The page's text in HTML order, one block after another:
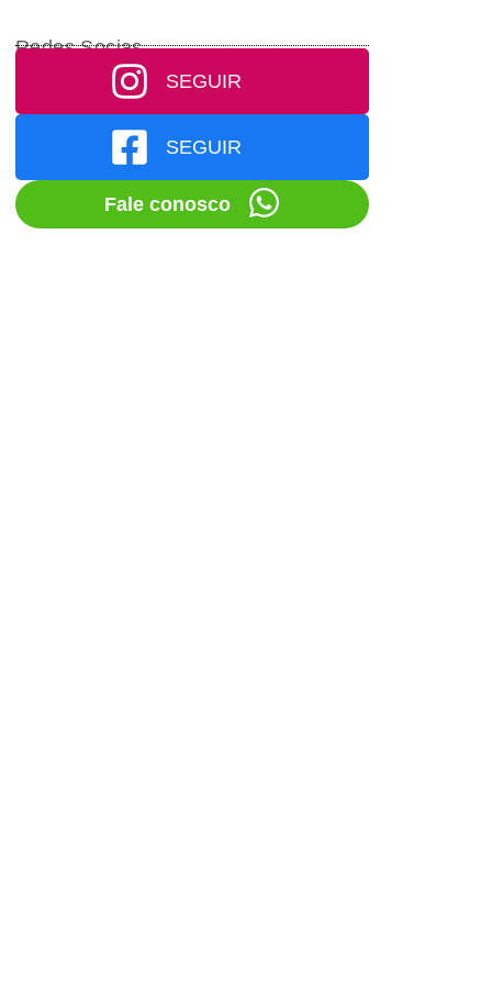
Redes Socias
SEGUIR
SEGUIR
Fale conosco